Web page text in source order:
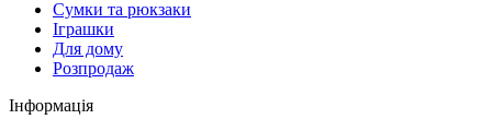
Сумки та рюкзаки
Іграшки
Для дому
Розпродаж
Інформація